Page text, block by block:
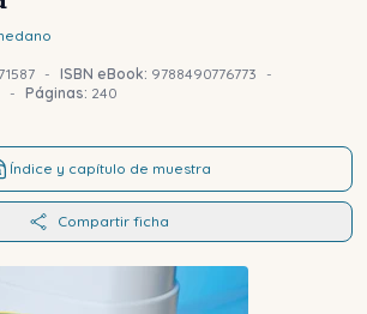
- ISBN eBook: 9788490776773
-
- Páginas: 240
Índice y capítulo de muestra
Compartir ficha